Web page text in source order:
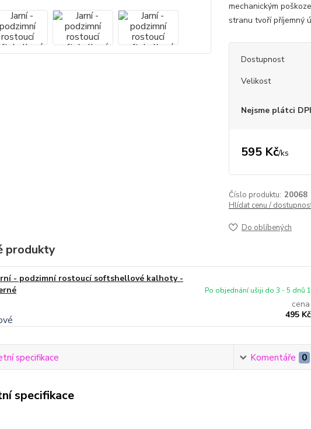
mechanickým
stranu tvoří příjemný
Dostupnost
Velikost
Nejsme plátci
595 Kč/ks
Číslo produktu: 20068
Hlídat cenu /
Do oblíbených
produkty
- podzimní rostoucí softshellové kalhoty -
495 Kč
Po objednání ušiji do 3 - 5 dnů
specifikace Komentáře 0
specifikace